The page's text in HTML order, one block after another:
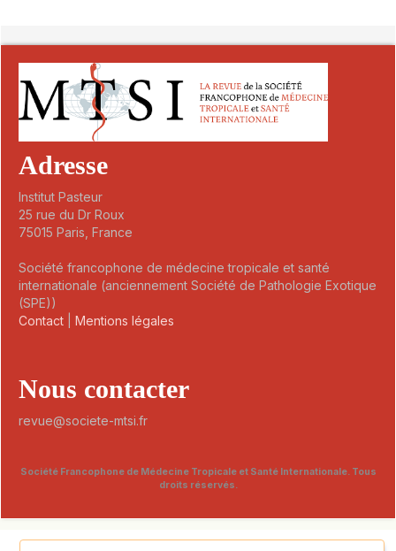
Adresse
Institut Pasteur
25 rue du Dr Roux
75015 Paris, France
Société francophone de médecine tropicale et santé
internationale (anciennement Société de Pathologie Exotique
(SPE))
Contact
Mentions légales
Nous contacter
revue@societe-mtsi.fr
Société Francophone de Médecine Tropicale et Santé Internationale. Tous
droits réservés.